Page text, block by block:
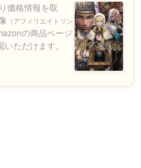
価格情報を取
（アフィリエイトリン
の商品ページ
ただけます。